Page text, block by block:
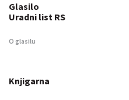
Glasilo
Uradni list RS
O glasilu
Knjigarna